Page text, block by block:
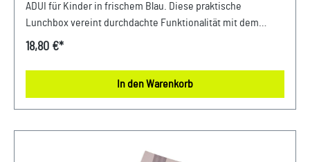
ADUI für Kinder in frischem Blau. Diese praktische
Lunchbox vereint durchdachte Funktionalität mit dem
fröhlichen ADUI Design und wird so zum perfekten Begleiter
Design sorgt für gute Laune und macht jede Pause zu
einem kleinen Highlight. Mit der integrierten kleineren
und einfache Reinigung, denn sie ist
18,80 €*
In den Warenkorb